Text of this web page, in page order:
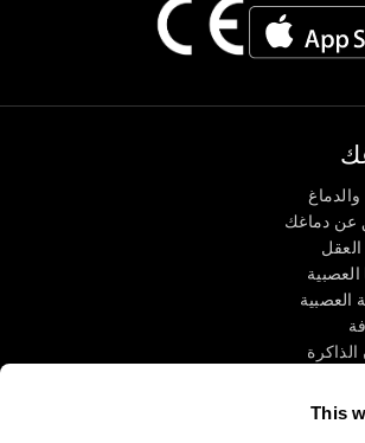
This
عن دماغك
العقل
العصبية
العصبية
ذهنية